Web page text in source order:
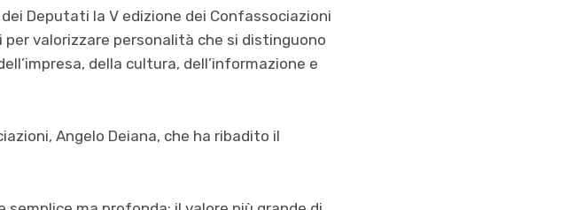
Deputati la V edizione dei Confassociazioni
valorizzare personalità che si distinguono
della cultura, dell’informazione e
Angelo Deiana, che ha ribadito il